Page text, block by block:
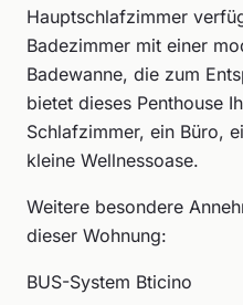
Hauptschlafzimmer
Badezimmer mit einer
Badewanne, die zum
bietet dieses Penthouse
Schlafzimmer, ein Büro,
kleine Wellnessoase.
Weitere besondere
dieser Wohnung:
BUS-System Bticino